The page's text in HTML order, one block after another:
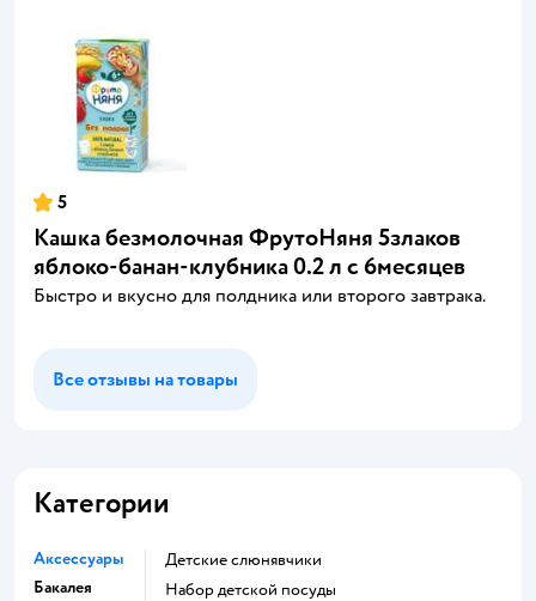
5
Кашка безмолочная ФрутоНяня 5злаков
яблоко-банан-клубника 0.2 л с 6месяцев
Быстро и вкусно для полдника или второго завтрака.
Все отзывы на товары
Категории
Аксессуары
Бакалея
Детские слюнявчики
набор детской посуды